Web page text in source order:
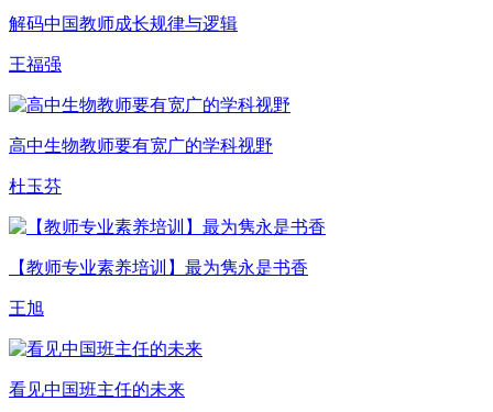
解码中国教师成长规律与逻辑
王福强
高中生物教师要有宽广的学科视野
杜玉芬
【教师专业素养培训】最为隽永是书香
王旭
看见中国班主任的未来